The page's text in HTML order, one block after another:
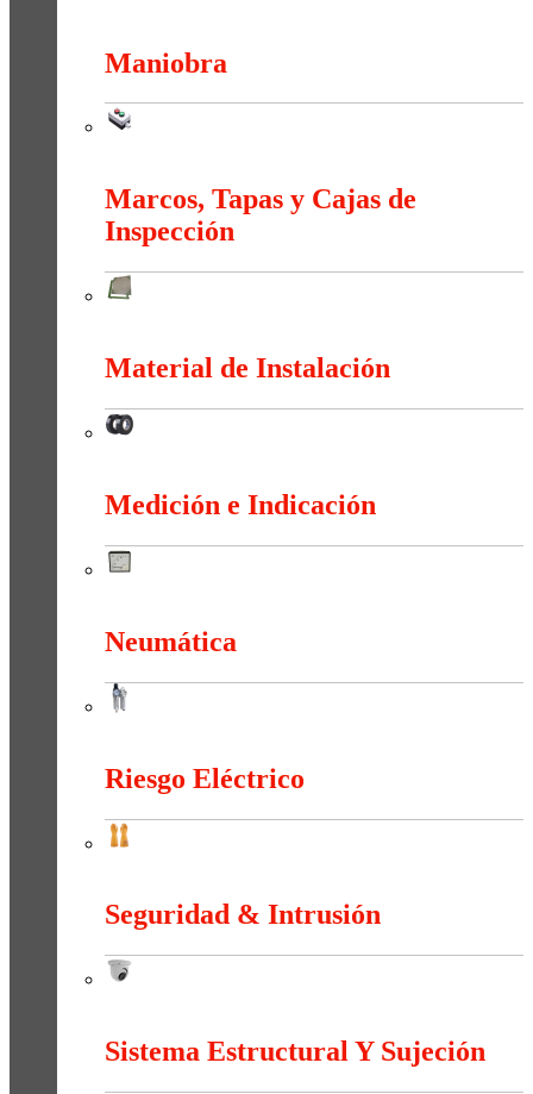
Maniobra
Marcos, Tapas y Cajas de
Inspección
Material de Instalación
Medición e Indicación
Neumática
Riesgo Eléctrico
Seguridad & Intrusión
Sistema Estructural Y Sujeción